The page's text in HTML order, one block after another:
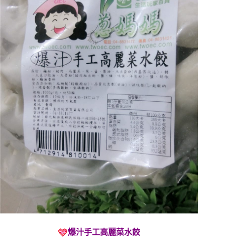
爆汁手工高麗菜水餃